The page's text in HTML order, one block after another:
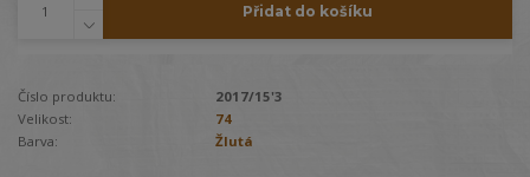
Přidat do košíku
Číslo produktu:
2017/15'3
Velikost:
74
Barva:
Žlutá